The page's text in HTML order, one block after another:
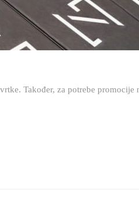
Također, za potrebe promocije